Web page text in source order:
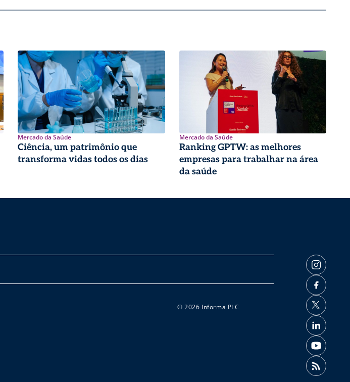
Mercado da Saúde
Ciência, um patrimônio que
transforma vidas todos os dias
Mercado da Saúde
Ranking GPTW: as melhores
empresas para trabalhar na área
da saúde
© 2026 Informa PLC